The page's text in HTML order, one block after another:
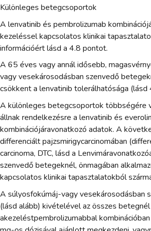
Különleges betegcsoportok
A lenvatinib és pembrolizumab
kezeléssel kapcsolatos klinikai
információért lásd a 4.8 pontot.
A 65 éves vagy annál idősebb,
vagy vesekárosodásban szenvedő
csökkent a lenvatinib tolerálhatósága (lásd
A különleges betegcsoportok többségére
állnak rendelkezésre a lenvatinib és
kombinációjáravonatkozó adatok. A
differenciált pajzsmirigycarcinomában
carcinoma, DTC, lásd a
szenvedő betegeknél, önmagában
kapcsolatos klinikai tapasztalatokból
A súlyosfokúmáj-vagy vesekárosodásban
(lásd alább) kivételével az összes betegnél
akezeléstpembrolizumabbal